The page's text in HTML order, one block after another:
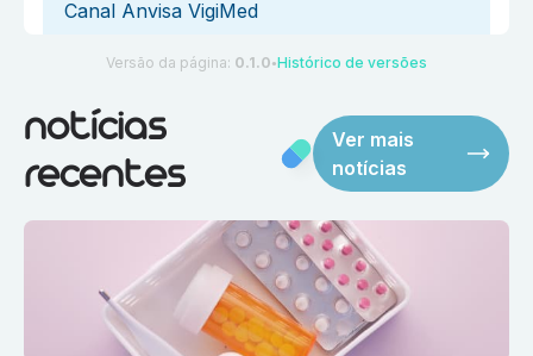
Canal Anvisa VigiMed
Versão da página: 0.1.0 ●Histórico de versões
notícias
recentes
Ver mais
notícias